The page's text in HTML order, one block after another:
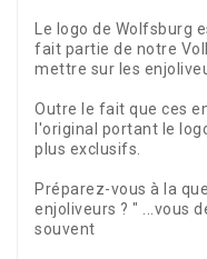
Le logo de Wolfsburg
fait partie de notre
mettre sur les
Outre le fait que ces
l'original portant le
plus exclusifs.
Préparez-vous à la
enjoliveurs ? " ...vous
souvent